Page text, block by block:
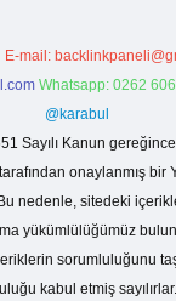
E-mail:
Whatsapp: 0262
@karabul
Sayılı Kanun
onaylanmış bir
nedenle, sitedeki
yükümlülüğümüz
sorumluluğunu
kabul etmiş